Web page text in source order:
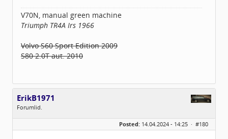
V70N, manual green machine
Triumph TR4A Irs 1966
Volvo S60 Sport Edition 2009
S80 2.0T aut. 2010
ErikB1971
Forumlid.
Geslacht:
Leeftijd:
55
Posted: 14.04.2024 - 14:25 · #180